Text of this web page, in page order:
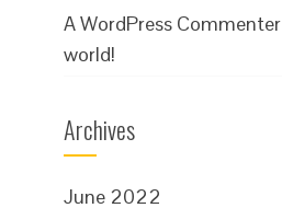
A WordPress Commenter
world!
Archives
June 2022